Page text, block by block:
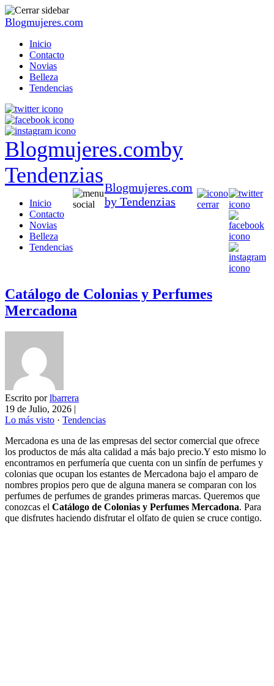
Blogmujeres.com
Inicio
Contacto
Novias
Belleza
Tendencias
Blogmujeres.comby
Tendenzias
Inicio
Contacto
Novias
Belleza
Tendencias
Blogmujeres.com
by Tendenzias
Catálogo de Colonias y Perfumes
Mercadona
Escrito porlbarrera
19 de Julio, 2026 |
Lo más visto · Tendencias
Mercadona es una de las empresas del sector comercial que ofrece
los productos de más alta calidad a más bajo precio.Y esto mismo lo
encontramos en perfumería que cuenta con un sinfín de perfumes y
colonias que ocupan los estantes de Mercadona bajo el amparo de
nombres propios pero que de alguna manera se comparan con los
perfumes de perfumes de grandes primeras marcas. Queremos que
conozcas el Catálogo de Colonias y Perfumes Mercadona. Para
que disfrutes haciendo disfrutar el olfato de quien se cruce contigo.